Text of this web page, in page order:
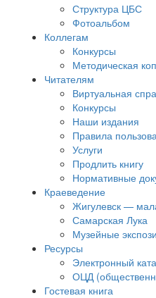
Структура ЦБС
Фотоальбом
Коллегам
Конкурсы
Методическая
Читателям
Виртуальная
Конкурсы
Наши издания
Правила
Услуги
Продлить книгу
Нормативные
Краеведение
Жигулевск —
Самарская Лука
Музейные
Ресурсы
Электронный
ОЦД
Гостевая книга